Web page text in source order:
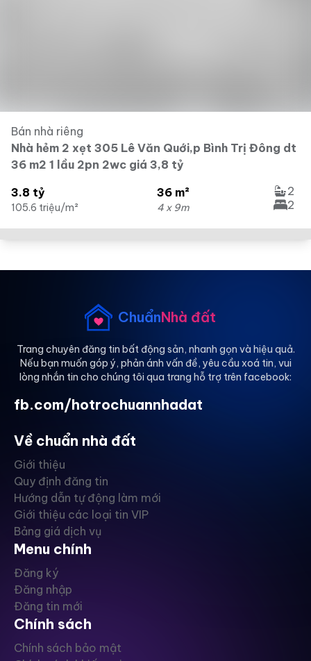
Bán nhà riêng
Nhà hẻm 2 xẹt 305 Lê Văn Quới,p Bình Trị Đông dt
36 m2 1 lầu 2pn 2wc giá 3,8 tỷ
3.8 tỷ
105.6 triệu/m²
36 m²
4 x 9m
2
2
ChuẩnNhà đất
Trang chuyên đăng tin bất động sản, nhanh gọn và hiệu quả.
Nếu bạn muốn góp ý, phản ánh vấn đề, yêu cầu xoá tin, vui
lòng nhắn tin cho chúng tôi qua trang hỗ trợ trên facebook:
fb.com/hotrochuannhadat
Về chuẩn nhà đất
Giới thiệu
Quy định đăng tin
Hướng dẫn tự động làm mới
Giới thiệu các loại tin VIP
Bảng giá dịch vụ
Menu chính
Đăng ký
Đăng nhập
Đăng tin mới
Chính sách
Chính sách bảo mật